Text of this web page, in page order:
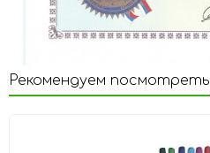
Рекомендуем посмотреть